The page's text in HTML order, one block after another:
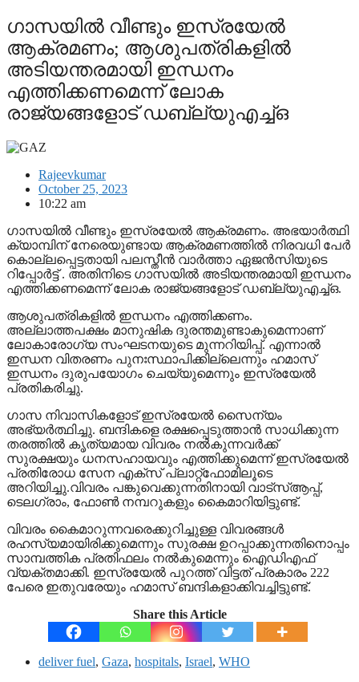
ഗാസയില്‍ വീണ്ടും ഇസ്രയേല്‍
ആക്രമണം; ആശുപത്രികളിൽ
അടിയന്തരമായി ഇന്ധനം
എത്തിക്കണമെന്ന് ലോക
രാജ്യങ്ങളോട് ഡബ്ല്യുഎച്ച്ഒ
Rajeevkumar
October 25, 2023
10:22 am
ഗാസയില്‍ വീണ്ടും ഇസ്രയേല്‍ ആക്രമണം. അഭയാര്‍ത്ഥി
ക്യാമ്പിന് നേരെയുണ്ടായ ആക്രമണത്തില്‍ നിരവധി പേര്‍
കൊല്ലപ്പെട്ടതായി പലസ്തീന്‍ വാര്‍ത്താ ഏജന്‍സിയുടെ
റിപ്പോര്‍ട്ട് . അതിനിടെ ഗാസയില്‍ അടിയന്തരമായി ഇന്ധനം
എത്തിക്കണമെന്ന് ലോക രാജ്യങ്ങളോട് ഡബ്ല്യുഎച്ച്ഒ.
ആശുപത്രികളില്‍ ഇന്ധനം എത്തിക്കണം.
അല്ലാത്തപക്ഷം മാനുഷിക ദുരന്തമുണ്ടാകുമെന്നാണ്
ലോകാരോഗ്യ സംഘടനയുടെ മുന്നറിയിപ്പ്. എന്നാല്‍
ഇന്ധന വിതരണം പുനഃസ്ഥാപിക്കില്ലെന്നും ഹമാസ്
ഇന്ധനം ദുരുപയോഗം ചെയ്യുമെന്നും ഇസ്രയേല്‍
പ്രതികരിച്ചു.
ഗാസ നിവാസികളോട് ഇസ്രയേല്‍ സൈന്യം
അഭ്യര്‍ത്ഥിച്ചു. ബന്ദികളെ രക്ഷപ്പെടുത്താന്‍ സാധിക്കുന്ന
തരത്തില്‍ കൃത്യമായ വിവരം നല്‍കുന്നവര്‍ക്ക്
സുരക്ഷയും ധനസഹായവും എത്തിക്കുമെന്ന് ഇസ്രയേല്‍
പ്രതിരോധ സേന എക്സ് പ്ലാറ്റ്ഫോമിലൂടെ
അറിയിച്ചു.വിവരം പങ്കുവെക്കുന്നതിനായി വാട്‌സ്ആപ്പ്,
ടെലഗ്രാം, ഫോണ്‍ നമ്പറുകളും കൈമാറിയിട്ടുണ്ട്.
വിവരം കൈമാറുന്നവരെക്കുറിച്ചുള്ള വിവരങ്ങള്‍
രഹസ്യമായിരിക്കുമെന്നും സുരക്ഷ ഉറപ്പാക്കുന്നതിനൊപ്പം
സാമ്പത്തിക പ്രതിഫലം നല്‍കുമെന്നും ഐഡിഎഫ്
വ്യക്തമാക്കി. ഇസ്രയേല്‍ പുറത്ത് വിട്ടത് പ്രകാരം 222
പേരെ ഇതുവരേയും ഹമാസ് ബന്ദികളാക്കിവച്ചിട്ടുണ്ട്.
Share this Article
deliver fuel, Gaza, hospitals, Israel, WHO